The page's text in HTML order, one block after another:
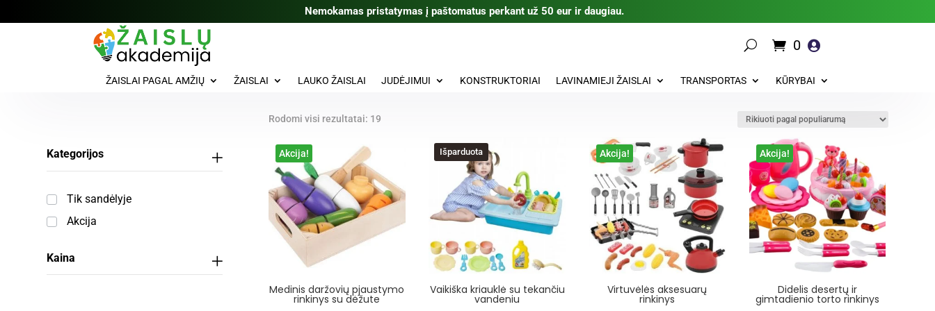
Nemokamas pristatymas į paštomatus perkant už 50 eur ir daugiau.
0 
ŽAISLAI PAGAL AMŽIŲ ŽAISLAI LAUKO ŽAISLAI JUDĖJIMUI KONSTRUKTORIAI LAVINAMIEJI ŽAISLAI TRANSPORTAS KŪRYBAI
Kategorijos
Tik sandėlyje
Akcija
Kaina
Rodomi visi rezultatai: 19
Akcija!
Medinis daržovių pjaustymo
rinkinys su dėžute
Išparduota
Vaikiška kriauklė su tekančiu
vandeniu
Akcija!
Virtuvėlės aksesuarų
rinkinys
Akcija!
Didelis desertų ir
gimtadienio torto rinkinys